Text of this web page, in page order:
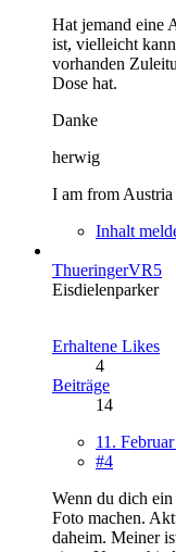
Hat jemand eine
ist, vielleicht
vorhanden
Dose hat.
Danke
herwig
I am from Austria
Inhalt
ThueringerVR5
Eisdielenparker
Erhaltene Likes
4
Beiträge
14
11.
#4
Wenn du dich
Foto machen.
daheim. Meiner